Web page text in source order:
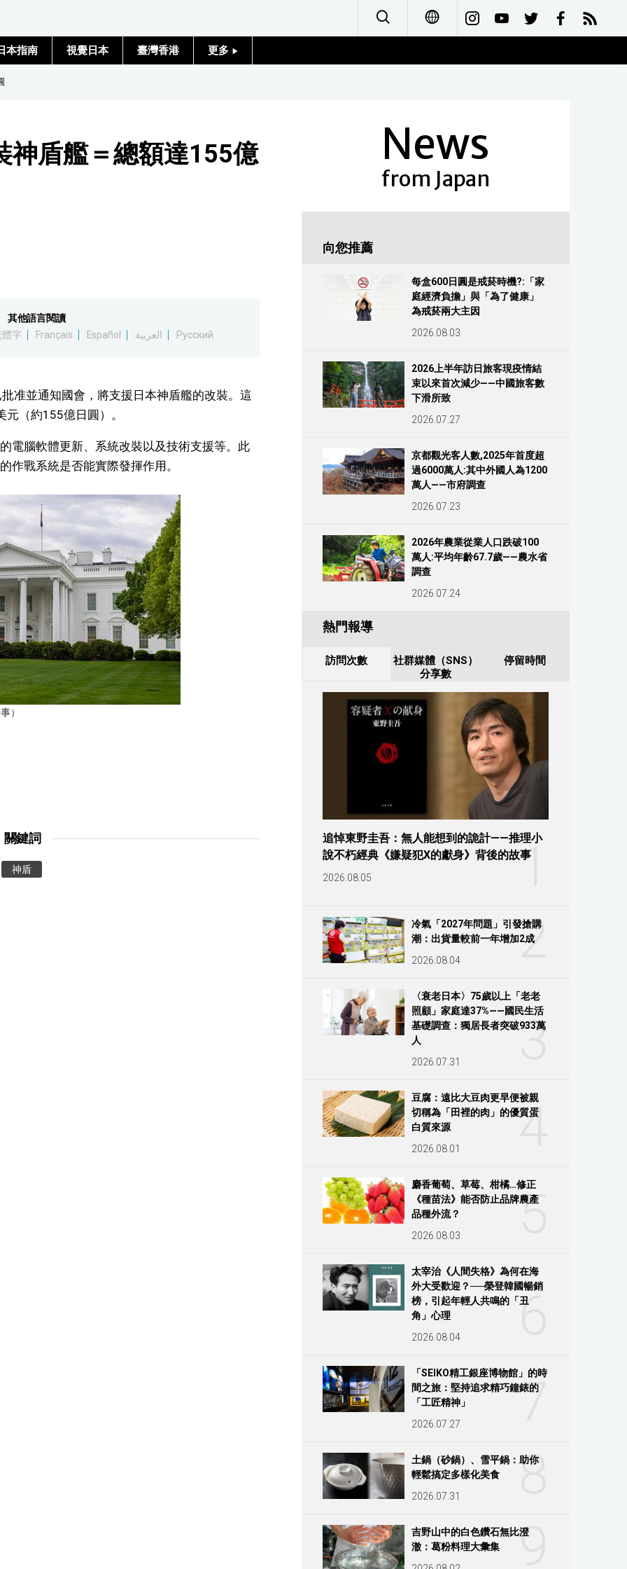
Français
本指南 視覺日本 臺灣香港 更多
政治外交
生活
東京
編輯部通知
神盾艦＝總額達155億
其他語言閱讀
體字
Français Español العربية Русский
准並通知國會，將支援日本神盾艦的改裝。這
（約155億日圓）。
電腦軟體更新、系統改裝以及技術支援等。此
作戰系統是否能實際發揮作用。
）
關鍵詞
神盾
News
from Japan
向您推薦
每盒600日圓是戒菸時機?:「家
庭經濟負擔」與「為了健康」
為戒菸兩大主因
2026.08.03
2026上半年訪日旅客現疫情結
束以來首次減少——中國旅客數
下滑所致
2026.07.27
京都觀光客人數,2025年首度超
過6000萬人:其中外國人為1200
萬人——市府調查
2026.07.23
2026年農業從業人口跌破100
萬人:平均年齡67.7歲——農水省
調查
2026.07.24
熱門報導
訪問次數
社群媒體（SNS）
分享數
停留時間
1
追悼東野圭吾：無人能想到的詭計——推理小
說不朽經典《嫌疑犯X的獻身》背後的故事
2026.08.05
2
冷氣「2027年問題」引發搶購
潮：出貨量較前一年增加2成
2026.08.04
3
〈衰老日本〉75歲以上「老老
照顧」家庭達37%——國民生活
基礎調查：獨居長者突破933萬
人
2026.07.31
4
豆腐：遠比大豆肉更早便被親
切稱為「田裡的肉」的優質蛋
白質來源
2026.08.01
5
麝香葡萄、草莓、柑橘…修正
《種苗法》能否防止品牌農產
品種外流？
2026.08.03
6
太宰治《人間失格》為何在海
外大受歡迎？──榮登韓國暢銷
榜，引起年輕人共鳴的「丑
角」心理
2026.08.04
7
「SEIKO精工銀座博物館」的時
間之旅：堅持追求精巧鐘錶的
「工匠精神」
2026.07.27
8
土鍋（砂鍋）、雪平鍋：助你
輕鬆搞定多樣化美食
2026.07.31
9
吉野山中的白色鑽石無比澄
澈：葛粉料理大彙集